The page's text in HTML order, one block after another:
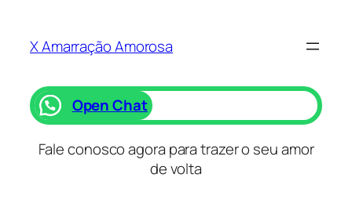
X Amarração Amorosa
Open Chat
Fale conosco agora para trazer o seu amor
de volta